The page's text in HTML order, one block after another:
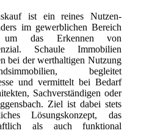
ist ein reines Nutzen-
im gewerblichen Bereich
das Erkennen von
Schaule Immobilien
bei der werthaltigen Nutzung
begleitet
und vermittelt bei Bedarf
Sachverständigen oder
Ziel ist dabei stets
Lösungskonzept, das
als auch funktional